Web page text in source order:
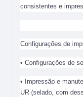
consistentes e
Configurações de
• Configurações de
• Impressão e
UR (selado, com